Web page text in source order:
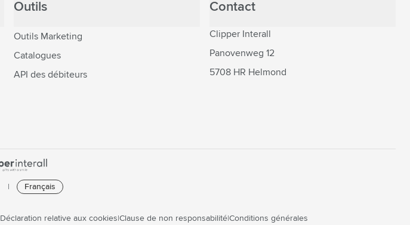
Outils
Outils Marketing
Catalogues
API des débiteurs
Contact
Clipper Interall
Panovenweg 12
5708 HR Helmond
Français
Déclaration relative aux cookies Clause de non responsabilité Conditions générales